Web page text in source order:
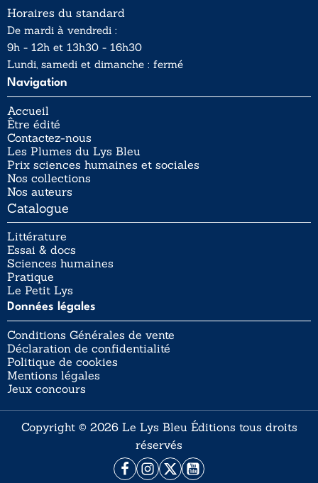
Horaires du standard
De mardi à vendredi :
9h - 12h et 13h30 - 16h30
Lundi, samedi et dimanche : fermé
Navigation
Accueil
Être édité
Contactez-nous
Les Plumes du Lys Bleu
Prix sciences humaines et sociales
Nos collections
Nos auteurs
Catalogue
Littérature
Essai & docs
Sciences humaines
Pratique
Le Petit Lys
Données légales
Conditions Générales de vente
Déclaration de confidentialité
Politique de cookies
Mentions légales
Jeux concours
Copyright © 2026 Le Lys Bleu Éditions tous droits
réservés